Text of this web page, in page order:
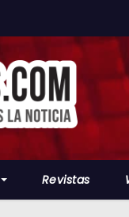
Revistas